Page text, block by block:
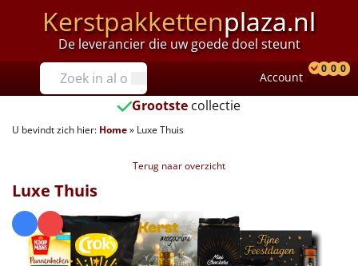
Kerstpakkettenplaza.nl
De leverancier die uw goede doel steunt
Prijzen
Tot €25
€25 tot €35
€40 tot €45
€45 tot €50
Account
0 0 0
Grootste collectie
U bevindt zich hier: Home» Luxe Thuis
Terug naar overzicht
Luxe Thuis